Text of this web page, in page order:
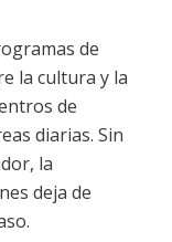
de
la cultura y la
de
diarias. Sin
la
deja de